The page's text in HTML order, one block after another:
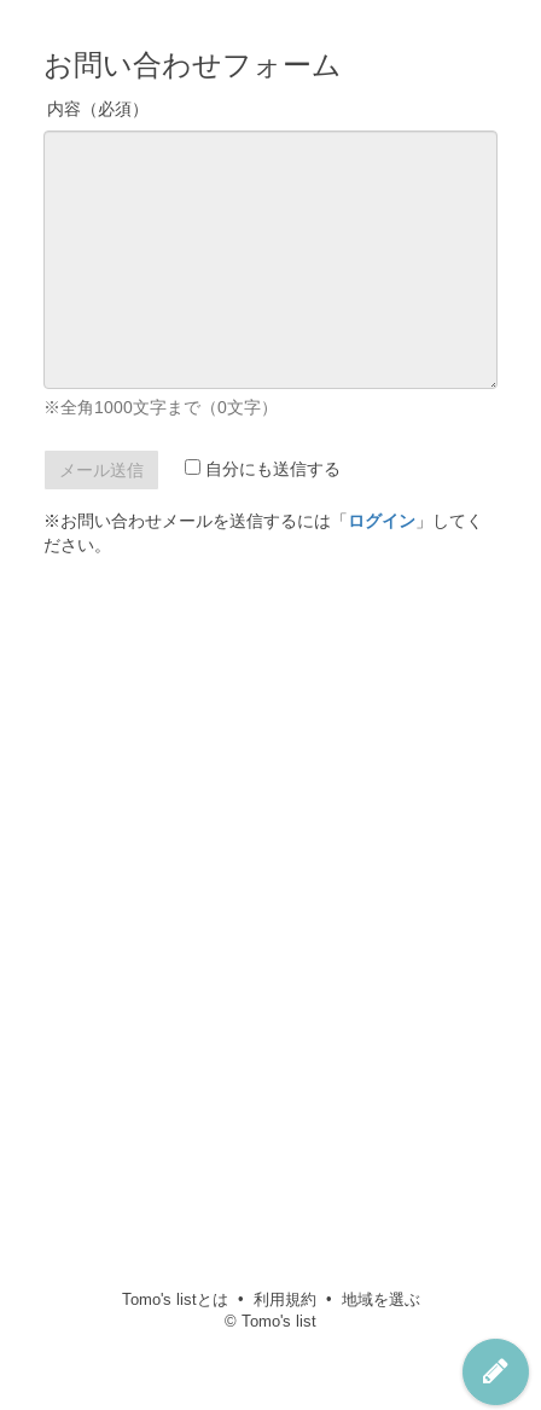
お問い合わせフォーム
内容（必須）
※全角1000文字まで（0文字）
自分にも送信する
※お問い合わせメールを送信するには「 ログイン」してく
ださい。
Tomo's listとは 利用規約
地域を選ぶ
© Tomo's list